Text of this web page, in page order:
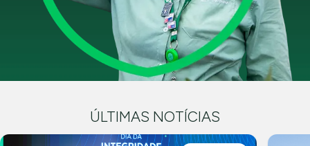
ÚLTIMAS NOTÍCIAS